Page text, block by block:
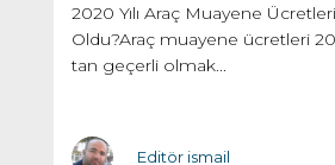
2020 Yılı Araç Muayene
Oldu?Araç muayene ücretleri
tan geçerli olmak...
Editör ismail